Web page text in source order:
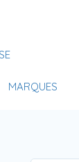
MARQUES